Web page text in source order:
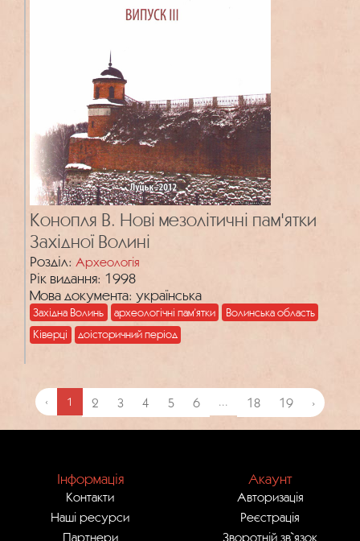
Конопля В. Нові мезолітичні пам'ятки
Західної Волині
Розділ: Археологія
Рік видання: 1998
Мова документа: українська
Західна Волинь археологічні пам’ятки
Волинська область
Ківерці
доісторичний період
‹ 1 2 3 4 5 6 ... 18 19 ›
Інформація
Контакти
Наші ресурси
Партнери
Акаунт
Авторизація
Реєстрація
Зворотній зв`язок